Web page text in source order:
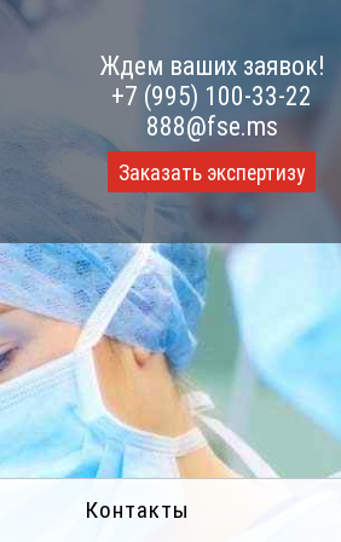
Ждем ваших заявок!
+7 (995) 100-33-22
888@fse.ms
Заказать экспертизу
Контакты